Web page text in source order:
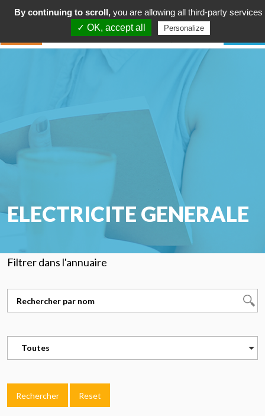
ELECTRICITE GENERALE
Filtrer dans l'annuaire
Toutes
Rechercher Reset
By continuing to scroll, you are allowing all third-party services
✓ OK, accept all
Personalize